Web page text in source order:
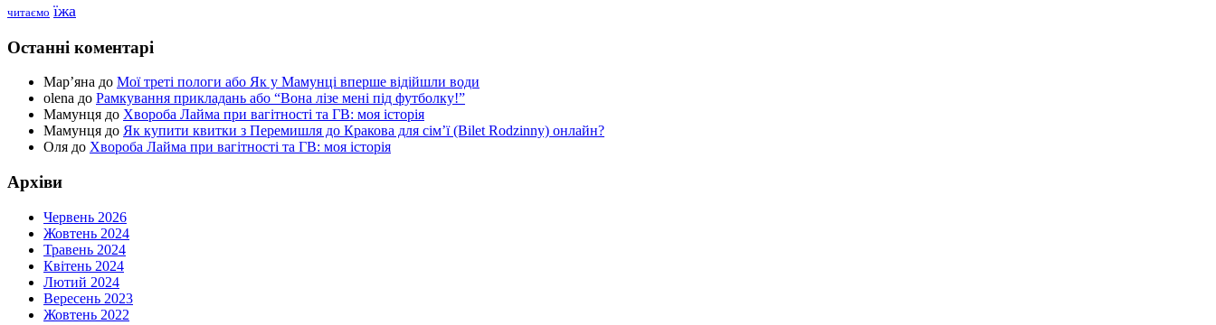
читаємо їжа
Останні коментарі
Мар’яна до Мої треті пологи або Як у Мамунці вперше відійшли води
olena до Рамкування прикладань або “Вона лізе мені під футболку!”
Мамунця до Хвороба Лайма при вагітності та ГВ: моя історія
Мамунця до Як купити квитки з Перемишля до Кракова для сім’ї (Bilet Rodzinny) онлайн?
Оля до Хвороба Лайма при вагітності та ГВ: моя історія
Архіви
Червень 2026
Жовтень 2024
Травень 2024
Квітень 2024
Лютий 2024
Вересень 2023
Жовтень 2022